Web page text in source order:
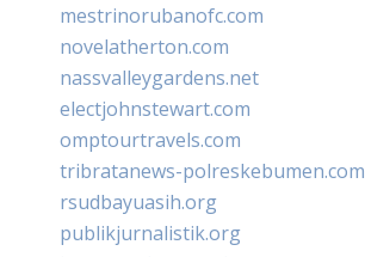
mestrinorubanofc.com
novelatherton.com
nassvalleygardens.net
electjohnstewart.com
omptourtravels.com
tribratanews-polreskebumen.com
rsudbayuasih.org
publikjurnalistik.org